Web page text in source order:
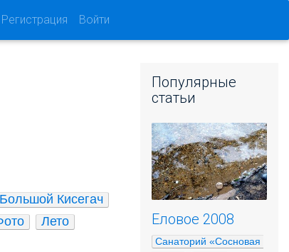
Регистрация Войти
Кисегач
Лето
Популярные
статьи
Еловое 2008
Санаторий «Сосновая